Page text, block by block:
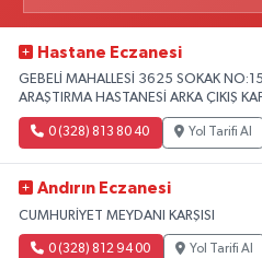
Hastane Eczanesi
GEBELİ MAHALLESİ 3625 SOKAK
ARAŞTIRMA HASTANESİ ARKA ÇIKIŞ
0 (328) 813 80 40 Yol Tarifi Al
Andırın Eczanesi
CUMHURİYET MEYDANI KARŞISI
0 (328) 812 94 00 Yol Tarifi Al